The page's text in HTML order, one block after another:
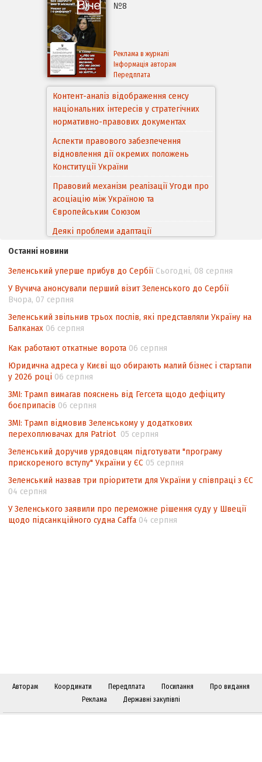
№8
Реклама в журналі
Інформація авторам
Передплата
Контент-аналіз відображення сенсу
національних інтересів у стратегічних
нормативно-правових документах
Аспекти правового забезпечення
відновлення дії окремих положень
Конституції України
Правовий механізм реалізації Угоди про
асоціацію між Україною та
Європейським Cоюзом
Деякі проблеми адаптації
походження товарів відповідно до
Угоди про торговельні аспекти прав
інтелектуальної власності (TRIPS) у
контексті євроінтеграції
Аналіз виборчого законодавства щодо
невизначеності механізму повторного
Інформаційна безпека суспільства
Останні новини
Зеленський уперше прибув до Сербії Сьогодні, 08 серпня
У Вучича анонсували перший візит Зеленського до Сербії
Вчора, 07 серпня
Зеленський звільнив трьох послів, які представляли Україну на
Балканах 06 серпня
Как работают откатные ворота 06 серпня
Юридична адреса у Києві що обирають малий бізнес і стартапи
у 2026 році 06 серпня
ЗМІ: Трамп вимагав пояснень від Гегсета щодо дефіциту
боєприпасів 06 серпня
ЗМІ: Трамп відмовив Зеленському у додаткових
перехоплювачах для Patriot 05 серпня
Зеленський доручив урядовцям підготувати "програму
прискореного вступу" України у ЄС 05 серпня
Зеленський назвав три пріоритети для України у співпраці з ЄС
04 серпня
У Зеленського заявили про переможне рішення суду у Швеції
щодо підсанкційного судна Caffa 04 серпня
Авторам Координати Передплата Посилання
Про видання
Реклама
Державні закупівлі